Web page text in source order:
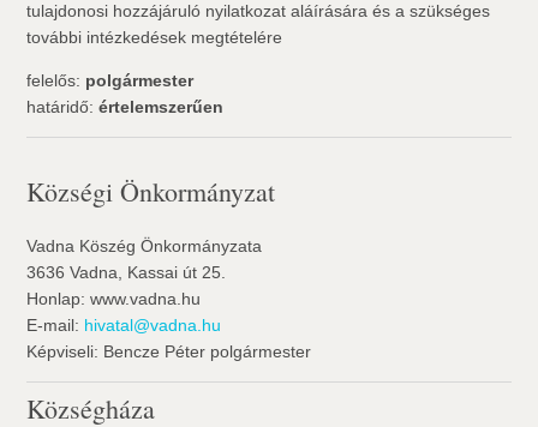
tulajdonosi hozzájáruló nyilatkozat aláírására és a szükséges
további intézkedések megtételére
felelős: polgármester
határidő:értelemszerűen
Községi Önkormányzat
Vadna Köszég Önkormányzata
3636 Vadna, Kassai út 25.
Honlap: www.vadna.hu
E-mail: hivatal@vadna.hu
Képviseli: Bencze Péter polgármester
Községháza